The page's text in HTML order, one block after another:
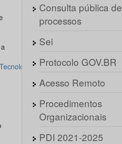
Consulta pública de
processos
Sei
Protocolo GOV.BR
Acesso Remoto
Procedimentos
Organizacionais
PDI 2021-2025